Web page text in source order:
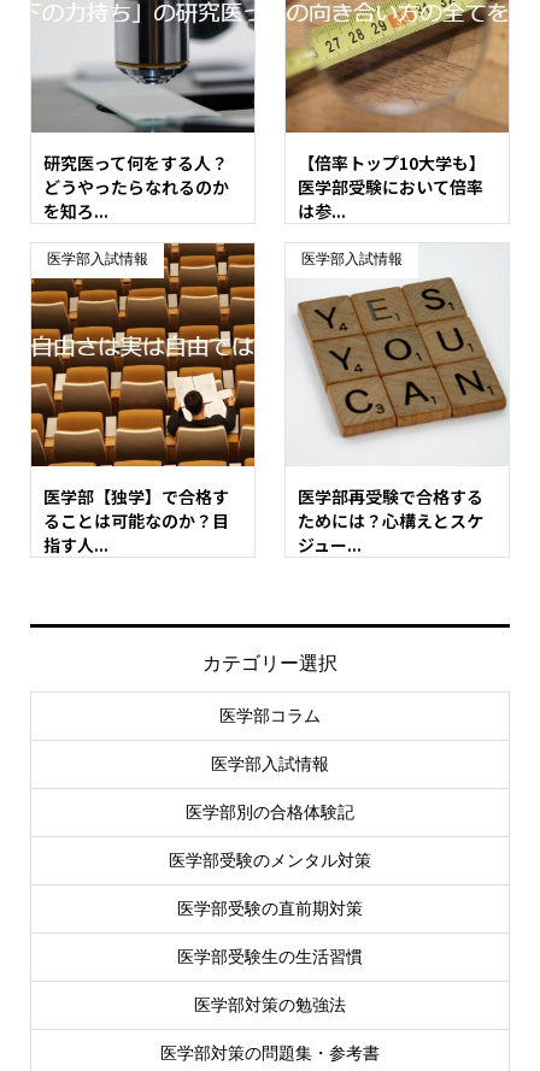
研究医って何をする人？
どうやったらなれるのか
を知ろ...
【倍率トップ10大学も】
医学部受験において倍率
は参...
医学部入試情報
医学部【独学】で合格す
ることは可能なのか？目
指す人...
医学部入試情報
医学部再受験で合格する
ためには？心構えとスケ
ジュー...
カテゴリー選択
医学部コラム
医学部入試情報
医学部別の合格体験記
医学部受験のメンタル対策
医学部受験の直前期対策
医学部受験生の生活習慣
医学部対策の勉強法
医学部対策の問題集・参考書